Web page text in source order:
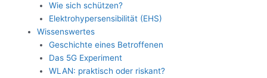
Wie sich schützen?
Elektrohypersensibilität (EHS)
Wissenswertes
Geschichte eines Betroffenen
Das 5G Experiment
WLAN: praktisch oder riskant?